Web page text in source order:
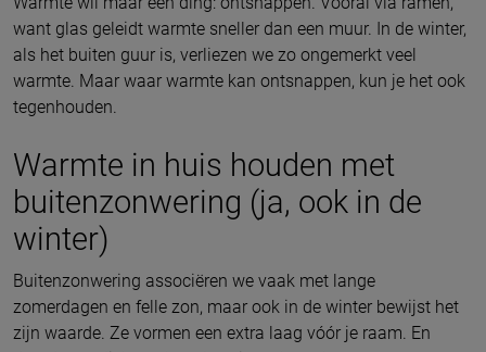
want glas geleidt warmte sneller dan een muur. In de winter,
als het buiten guur is, verliezen we zo ongemerkt veel
warmte. Maar waar warmte kan ontsnappen, kun je het ook
tegenhouden.
Warmte in huis houden met
buitenzonwering (ja, ook in de
winter)
Buitenzonwering associëren we vaak met lange
zomerdagen en felle zon, maar ook in de winter bewijst het
zijn waarde. Ze vormen een extra laag vóór je raam. En